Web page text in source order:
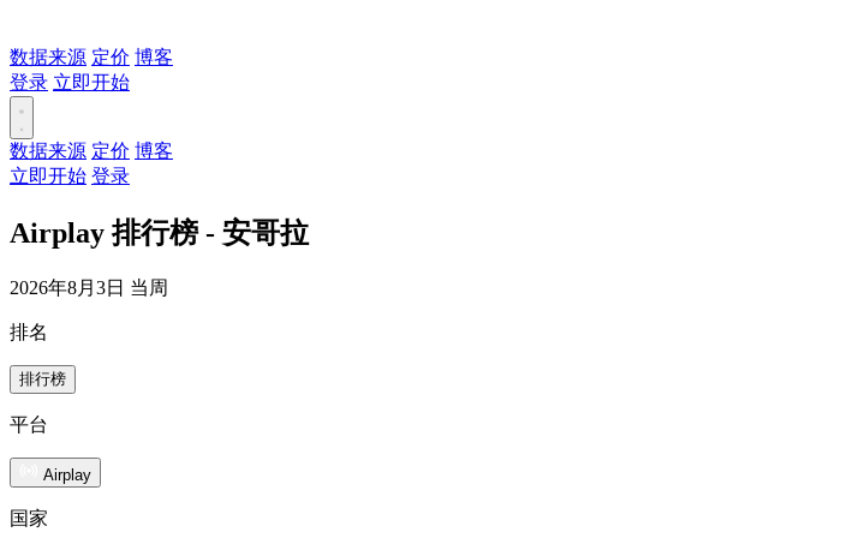
数据来源 定价 博客
登录 立即开始
数据来源 定价 博客
立即开始 登录
Airplay 排行榜 - 安哥拉
2026年8月3日 当周
排名
排行榜
平台
Airplay
国家